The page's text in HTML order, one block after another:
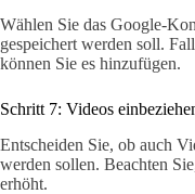
Wählen Sie das Google-
gespeichert werden soll.
können Sie es hinzufügen.
Schritt 7: Videos
Entscheiden Sie, ob auch
werden sollen. Beachten
erhöht.